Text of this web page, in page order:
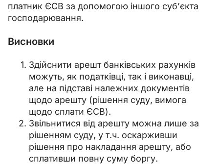
платник ЄСВ за допомогою іншого суб’єкта
господарювання.
Висновки
Здійснити арешт банківських рахунків
можуть, як податківці, так і виконавці,
але на підставі належних документів
щодо арешту (рішення суду, вимога
щодо сплати ЄСВ).
Звільнитися від арешту можна лише за
рішенням суду, у т.ч. оскарживши
рішення про накладання арешту, або
сплативши повну суму боргу.